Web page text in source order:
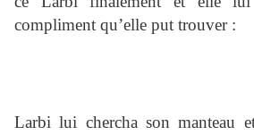
compliment qu’elle put trouver :
Larbi lui chercha son manteau